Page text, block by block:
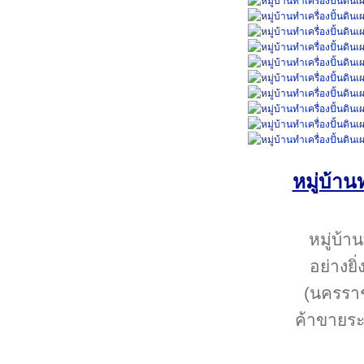
หมู่บ้าน
หมู่บ้าน
อย่างยิ่
(นครร
ค้าขายร